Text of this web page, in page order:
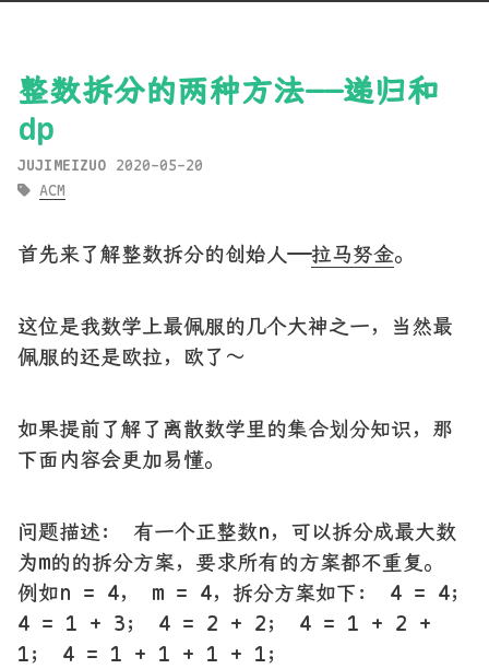
整数拆分的两种方法——递归和
dp
JUJIMEIZUO 2020-05-20
ACM
首先来了解整数拆分的创始人——拉马努金。
这位是我数学上最佩服的几个大神之一，当然最
佩服的还是欧拉，欧了～
如果提前了解了离散数学里的集合划分知识，那
下面内容会更加易懂。
问题描述： 有一个正整数n，可以拆分成最大数
为m的的拆分方案，要求所有的方案都不重复。
例如n = 4， m = 4，拆分方案如下： 4 = 4；
4 = 1 + 3； 4 = 2 + 2； 4 = 1 + 2 +
1； 4 = 1 + 1 + 1 + 1；